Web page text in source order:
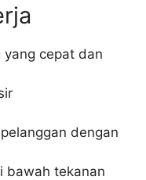
yang cepat dan
dengan
bawah tekanan